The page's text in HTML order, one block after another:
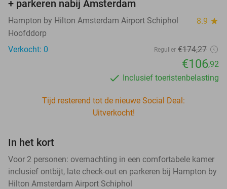
+ parkeren nabij Amsterdam
Hampton by Hilton Amsterdam Airport Schiphol 8.9 star
Hoofddorp
Verkocht: 0
Regulier €174,27
€106,92
Inclusief toeristenbelasting
Tijd resterend tot de nieuwe Social Deal:
Uitverkocht!
In het kort
Voor 2 personen: overnachting in een comfortabele kamer
inclusief ontbijt, late check-out en parkeren bij Hampton by
Hilton Amsterdam Airport Schiphol